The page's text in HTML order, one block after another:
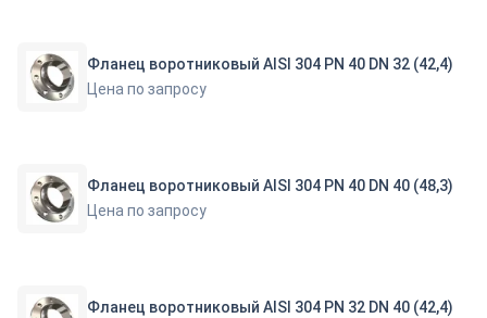
Фланец воротниковый AISI 304 PN 40 DN 32 (42,4)
Цена по запросу
Фланец воротниковый AISI 304 PN 40 DN 40 (48,3)
Цена по запросу
Фланец воротниковый AISI 304 PN 32 DN 40 (42,4)